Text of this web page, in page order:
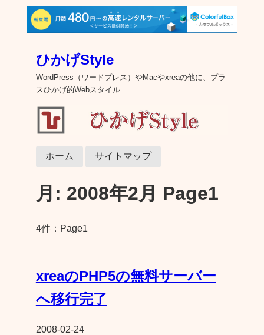
ひかげStyle
WordPress（ワードプレス）やMacやxreaの他に、プラ
スひかげ的Webスタイル
ホーム サイトマップ
月: 2008年2月 Page1
4件：Page1
xreaのPHP5の無料サーバー
へ移行完了
2008-02-24